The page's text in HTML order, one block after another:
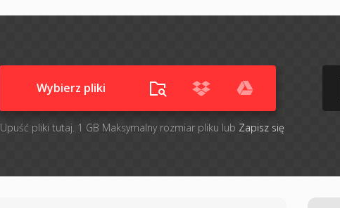
Wybierz pliki
Upuść pliki tutaj. 1 GB Maksymalny rozmiar pliku lub Zapisz się